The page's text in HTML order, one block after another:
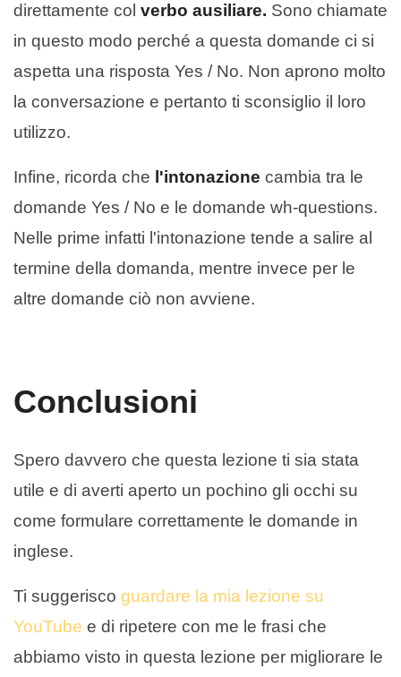
direttamente col verbo ausiliare. Sono chiamate
in questo modo perché a questa domande ci si
aspetta una risposta Yes / No. Non aprono molto
la conversazione e pertanto ti sconsiglio il loro
utilizzo.
Infine, ricorda che l'intonazione cambia tra le
domande Yes / No e le domande wh-questions.
Nelle prime infatti l'intonazione tende a salire al
termine della domanda, mentre invece per le
altre domande ciò non avviene.
Conclusioni
Spero davvero che questa lezione ti sia stata
utile e di averti aperto un pochino gli occhi su
come formulare correttamente le domande in
inglese.
Ti suggerisco guardare la mia lezione su
YouTube e di ripetere con me le frasi che
abbiamo visto in questa lezione per migliorare le